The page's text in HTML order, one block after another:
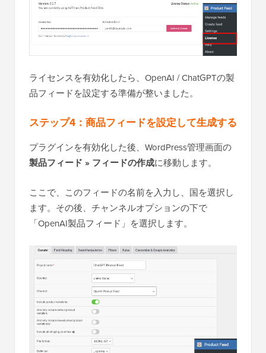
ライセンスを有効化したら、OpenAI / ChatGPTの製
品フィードを設定する準備が整いました。
ステップ4：商品フィードを設定して生成する
プラグインを有効化した後、WordPress管理画面の
製品フィード » フィードの作成に移動します。
ここで、このフィードの名前を入力し、国を選択し
ます。その後、チャンネルオプションの下で
「OpenAI製品フィード」を選択します。